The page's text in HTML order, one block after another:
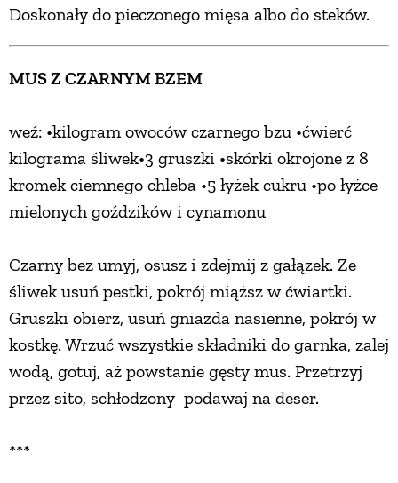
Doskonały do pieczonego mięsa albo do steków.
MUS Z CZARNYM BZEM
weź: •kilogram owoców czarnego bzu •ćwierć
kilograma śliwek•3 gruszki •skórki okrojone z 8
kromek ciemnego chleba •5 łyżek cukru •po łyżce
mielonych goździków i cynamonu
Czarny bez umyj, osusz i zdejmij z gałązek. Ze
śliwek usuń pestki, pokrój miąższ w ćwiartki.
Gruszki obierz, usuń gniazda nasienne, pokrój w
kostkę. Wrzuć wszystkie składniki do garnka, zalej
wodą, gotuj, aż powstanie gęsty mus. Przetrzyj
przez sito, schłodzony podawaj na deser.
***